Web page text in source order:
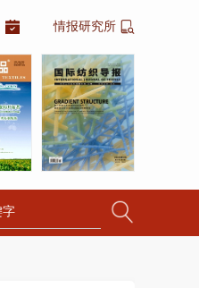
情报研究所